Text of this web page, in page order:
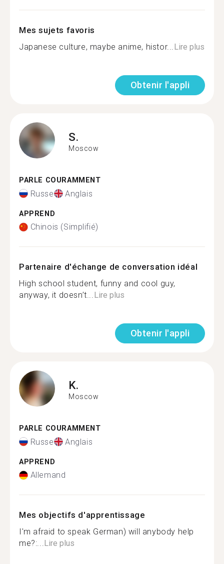
Mes sujets favoris
Japanese culture, maybe anime, histor...Lire plus
Obtenir l'appli
S.
Moscow
PARLE COURAMMENT
Russe Anglais
APPREND
Chinois (Simplifié)
Partenaire d'échange de conversation idéal
High school student, funny and cool guy,
anyway, it doesn’t...Lire plus
Obtenir l'appli
K.
Moscow
PARLE COURAMMENT
Russe Anglais
APPREND
Allemand
Mes objectifs d'apprentissage
I'm afraid to speak German) will anybody help
me?:...Lire plus